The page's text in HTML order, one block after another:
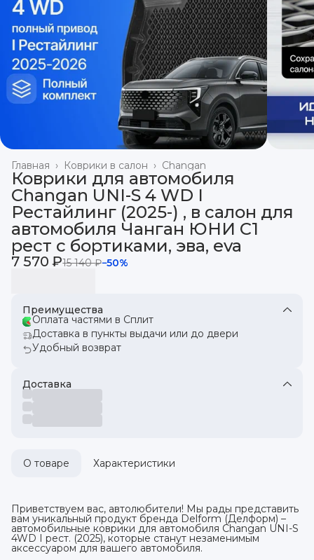
Changan
Коврики в салон ›
Главная ›
Коврики для автомобиля
Changan UNI-S 4 WD I
Рестайлинг (2025-) , в салон для
автомобиля Чанган ЮНИ С1
рест с бортиками, эва, eva
7 570 ₽15 140 ₽−50%
Преимущества
Оплата частями в Сплит
Доставка в пункты выдачи или до двери
Удобный возврат
Доставка
О товаре Характеристики
Приветствуем вас, автолюбители! Мы рады представить
вам уникальный продукт бренда Delform (Делформ) –
автомобильные коврики для автомобиля Changan UNI-S
4WD I рест. (2025), которые станут незаменимым
аксессуаром для вашего автомобиля.